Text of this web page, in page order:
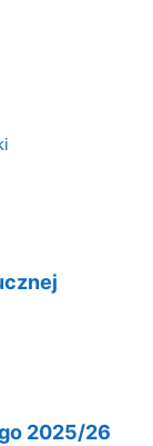
2025/26